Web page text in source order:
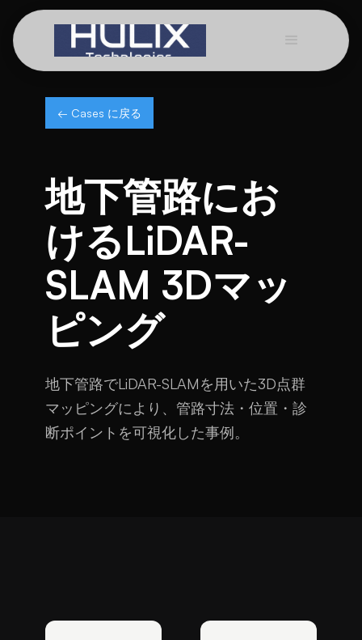
← Cases に戻る
地下管路にお
けるLiDAR-
SLAM 3Dマッ
ピング
地下管路でLiDAR-SLAMを用いた3D点群
マッピングにより、管路寸法・位置・診
断ポイントを可視化した事例。